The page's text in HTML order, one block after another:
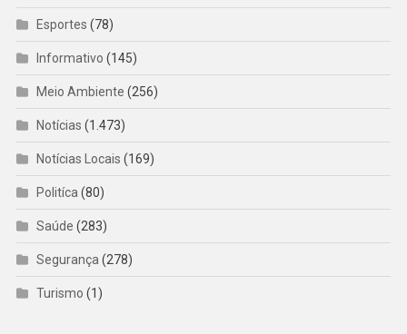
Esportes (78)
Informativo (145)
Meio Ambiente (256)
Notícias (1.473)
Notícias Locais (169)
Politíca (80)
Saúde (283)
Segurança (278)
Turismo (1)